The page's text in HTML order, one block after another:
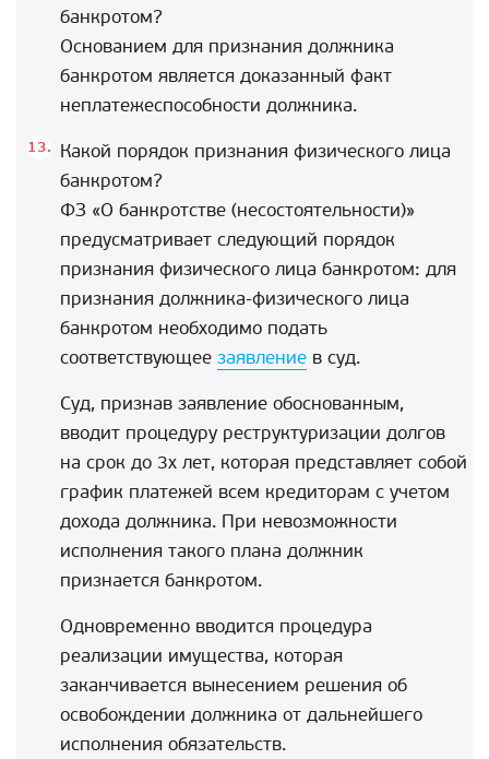
банкротом?
Основанием для признания должника
банкротом является доказанный факт
неплатежеспособности должника.
Какой порядок признания физического лица
банкротом?
ФЗ «О банкротстве (несостоятельности)»
предусматривает следующий порядок
признания физического лица банкротом: для
признания должника-физического лица
банкротом необходимо подать
соответствующее заявление в суд.
Суд, признав заявление обоснованным,
вводит процедуру реструктуризации долгов
на срок до 3х лет, которая представляет собой
график платежей всем кредиторам с учетом
дохода должника. При невозможности
исполнения такого плана должник
признается банкротом.
Одновременно вводится процедура
реализации имущества, которая
заканчивается вынесением решения об
освобождении должника от дальнейшего
исполнения обязательств.